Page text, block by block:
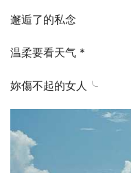
邂逅了的私念
温柔要看天气 *
妳傷不起的女人╰